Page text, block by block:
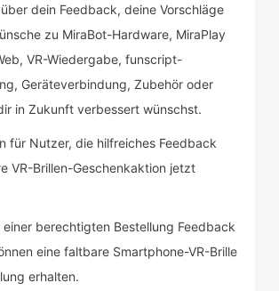
dein Feedback, deine Vorschläge
zu MiraBot-Hardware, MiraPlay
VR-Wiedergabe, funscript-
Geräteverbindung, Zubehör oder
in Zukunft verbessert wünschst.
für Nutzer, die hilfreiches Feedback
VR-Brillen-Geschenkaktion jetzt
berechtigten Bestellung Feedback
eine faltbare Smartphone-VR-Brille
erhalten.